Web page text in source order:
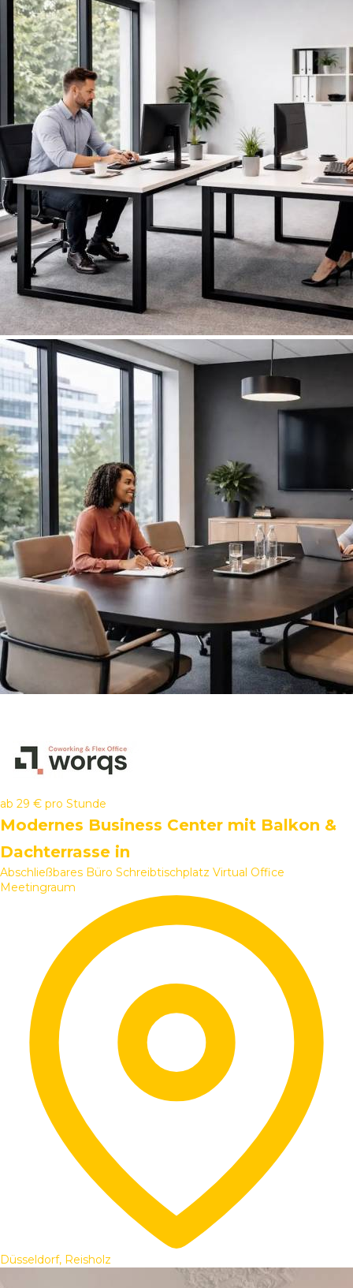
ab 29 € pro Stunde
Modernes Business Center mit Balkon &
Dachterrasse in
Abschließbares Büro Schreibtischplatz Virtual Office
Meetingraum
Düsseldorf, Reisholz